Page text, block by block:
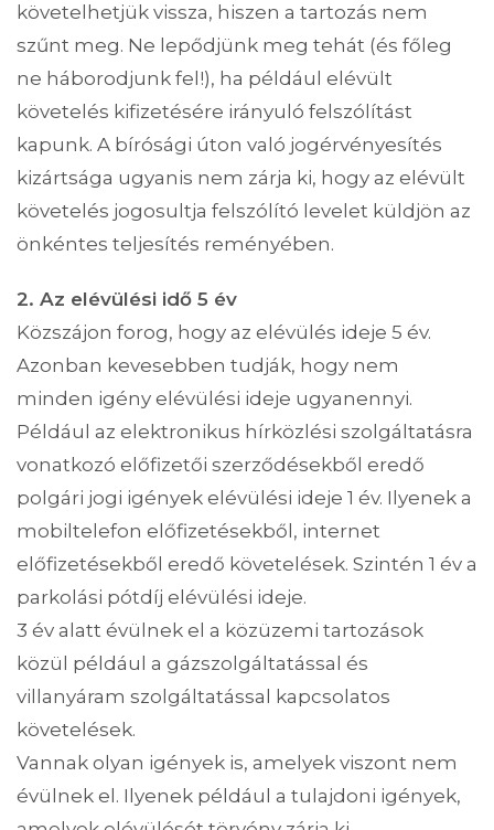
követelhetjük vissza, hiszen a tartozás nem
szűnt meg. Ne lepődjünk meg tehát (és főleg
ne háborodjunk fel!), ha például elévült
követelés kifizetésére irányuló felszólítást
kapunk. A bírósági úton való jogérvényesítés
kizártsága ugyanis nem zárja ki, hogy az elévült
követelés jogosultja felszólító levelet küldjön az
önkéntes teljesítés reményében.
2. Az elévülési idő 5 év
Közszájon forog, hogy az elévülés ideje 5 év.
Azonban kevesebben tudják, hogy nem
minden igény elévülési ideje ugyanennyi.
Például az elektronikus hírközlési szolgáltatásra
vonatkozó előfizetői szerződésekből eredő
polgári jogi igények elévülési ideje 1 év. Ilyenek a
mobiltelefon előfizetésekből, internet
előfizetésekből eredő követelések. Szintén 1 év a
parkolási pótdíj elévülési ideje.
3 év alatt évülnek el a közüzemi tartozások
közül például a gázszolgáltatással és
villanyáram szolgáltatással kapcsolatos
követelések.
Vannak olyan igények is, amelyek viszont nem
évülnek el. Ilyenek például a tulajdoni igények,